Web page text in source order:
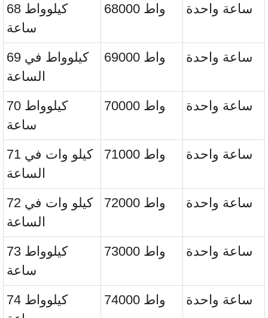
68 كيلوواط
ساعة
68000 واط ساعة واحدة
69 كيلوواط في
الساعة
69000 واط ساعة واحدة
70 كيلوواط
ساعة
70000 واط ساعة واحدة
71 كيلو وات في
الساعة
71000 واط ساعة واحدة
72 كيلو وات في
الساعة
72000 واط ساعة واحدة
73 كيلوواط
ساعة
73000 واط ساعة واحدة
74 كيلوواط
74000 واط ساعة واحدة